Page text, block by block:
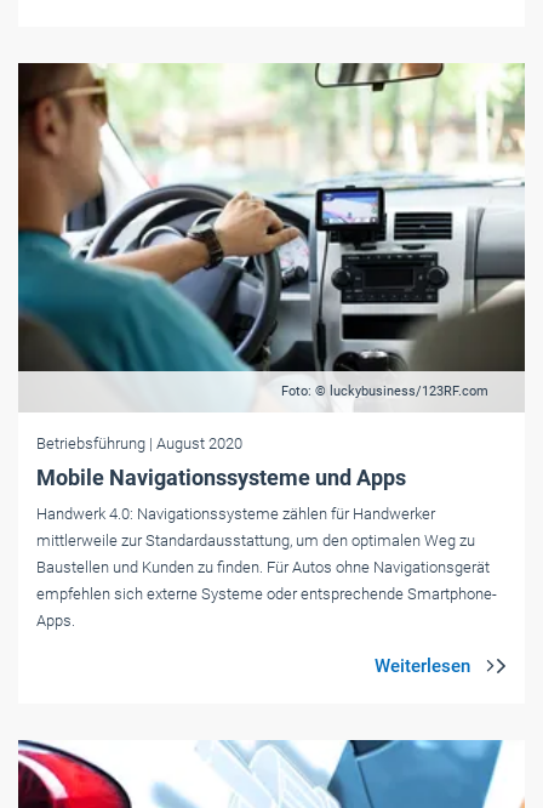
Foto: © luckybusiness/123RF.com
Betriebsführung | August 2020
Mobile Navigationssysteme und Apps
Handwerk 4.0: Navigationssysteme zählen für Handwerker
mittlerweile zur ­Standardausstattung, um den ­optimalen Weg zu
Baustellen und Kunden zu ­finden. Für Autos ohne Navigationsgerät
empfehlen sich externe Systeme oder ­entsprechende Smartphone-
Apps.